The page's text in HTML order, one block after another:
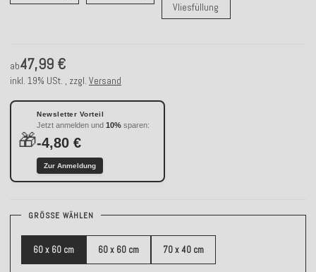
Vliesfüllung
ab47,99 €
inkl. 19% USt. , zzgl. Versand
🎁
Newsletter Vorteil
Jetzt anmelden und 10% sparen:
-4,80 €
Zur Anmeldung
GRÖSSE WÄHLEN
60 x 60 cm 60 x 60 cm 70 x 40 cm